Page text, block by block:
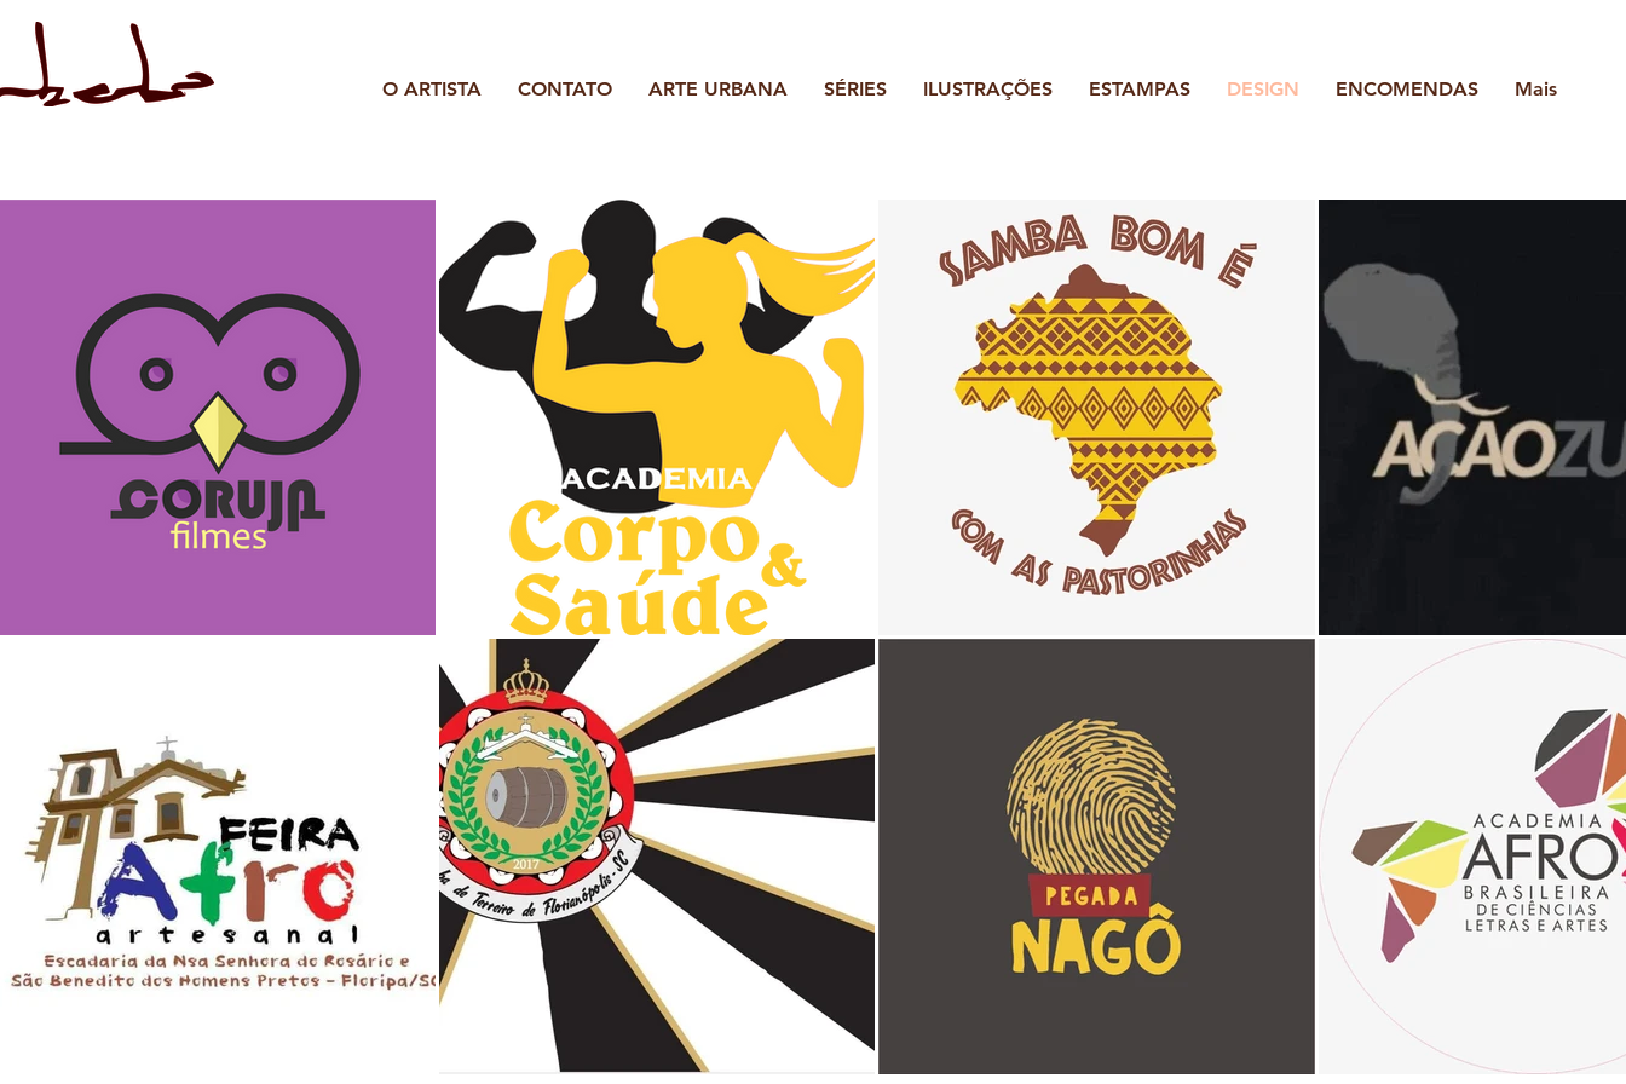
O ARTISTA CONTATO ARTE URBANA SÉRIES ILUSTRAÇÕES ESTAMPAS DESIGN ENCOMENDAS Mais